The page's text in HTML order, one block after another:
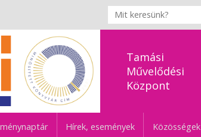
Tamási
Művelődési
Központ
Hírek, események Közösségek